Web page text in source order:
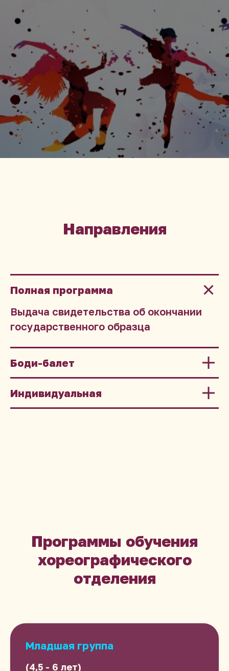
Направления
Полная программа
Выдача свидетельства об окончании
государственного образца
Боди-балет
Индивидуальная
Программы обучения
хореографического
отделения
Младшая группа
(4,5 - 6 лет)